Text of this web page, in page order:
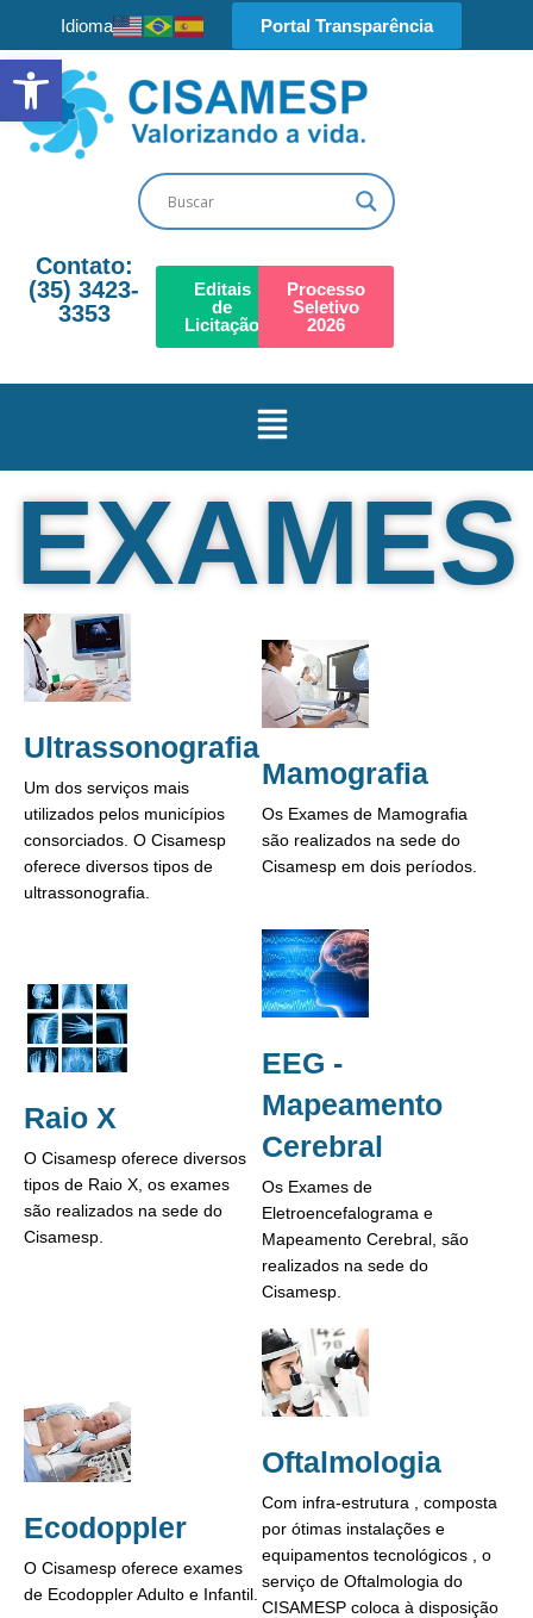
Barra de Ferramentas Aberta
Idioma Portal Transparência
Contato:
(35) 3423-
3353​
Editais
de
Licitação
Processo
Seletivo
2026
EXAMES
Ultrassonografia
Um dos serviços mais
utilizados pelos municípios
consorciados. O Cisamesp
oferece diversos tipos de
ultrassonografia.
Mamografia
Os Exames de Mamografia
são realizados na sede do
Cisamesp em dois períodos.
Raio X
O Cisamesp oferece diversos
tipos de Raio X, os exames
são realizados na sede do
Cisamesp.
EEG -
Mapeamento
Cerebral
Os Exames de
Eletroencefalograma e
Mapeamento Cerebral, são
realizados na sede do
Cisamesp.
Ecodoppler
O Cisamesp oferece exames
de Ecodoppler Adulto e Infantil.
Oftalmologia
Com infra-estrutura , composta
por ótimas instalações e
equipamentos tecnológicos , o
serviço de Oftalmologia do
CISAMESP coloca à disposição